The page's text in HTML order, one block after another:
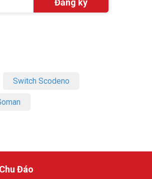
Switch Scodeno
Đáo